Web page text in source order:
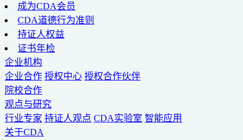
成为CDA会员
CDA道德行为准则
持证人权益
证书年检
企业机构
企业合作 授权中心 授权合作伙伴
院校合作
观点与研究
行业专家 持证人观点 CDA实验室 智能应用
关于CDA